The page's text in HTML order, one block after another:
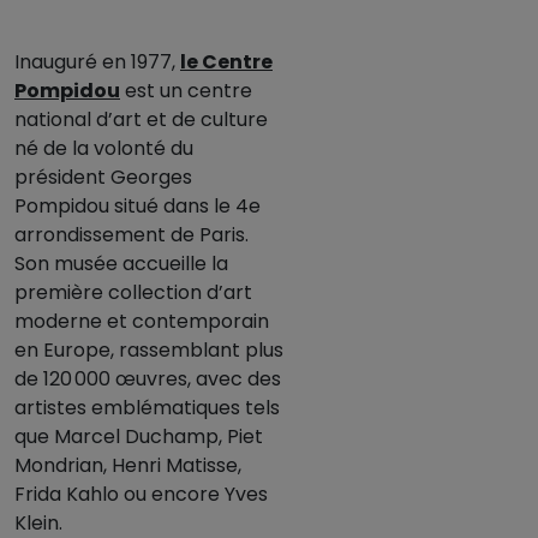
Inauguré en 1977, le Centre
Pompidou est un centre
national d’art et de culture
né de la volonté du
président Georges
Pompidou situé dans le 4e
arrondissement de Paris.
Son musée accueille la
première collection d’art
moderne et contemporain
en Europe, rassemblant plus
de 120 000 œuvres, avec des
artistes emblématiques tels
que Marcel Duchamp, Piet
Mondrian, Henri Matisse,
Frida Kahlo ou encore Yves
Klein.